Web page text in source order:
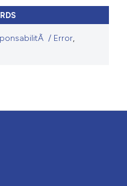
/ Error,